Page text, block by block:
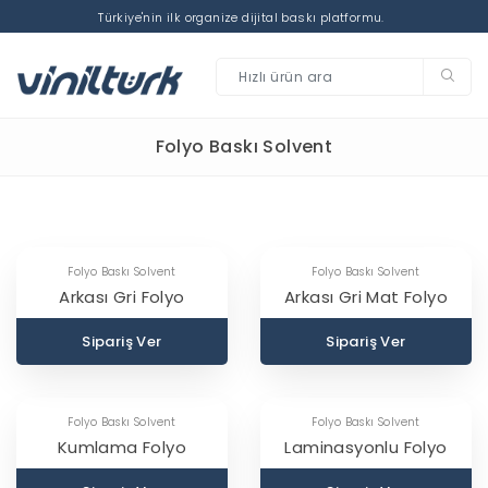
Türkiye'nin ilk organize dijital baskı platformu.
Kompozit Baskı
Baskı Solvent
Kağıt Baskı Solvent
Folyo Baskı Solvent
Normal Folyo
Folyo Baskı Solvent
Folyo Baskı Solvent
Folyo Baskı Solvent
Arkası Gri Folyo
Sipariş Ver
Folyo Baskı Solvent
Arkası Gri Mat Folyo
Sipariş Ver
Folyo Baskı Solvent
Kumlama Folyo
Folyo Baskı Solvent
Laminasyonlu Folyo